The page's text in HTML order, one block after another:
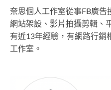
奈思個人工作室從事FB廣告
網站架設、影片拍攝剪輯、
有近13年經驗，有網路行銷
工作室。